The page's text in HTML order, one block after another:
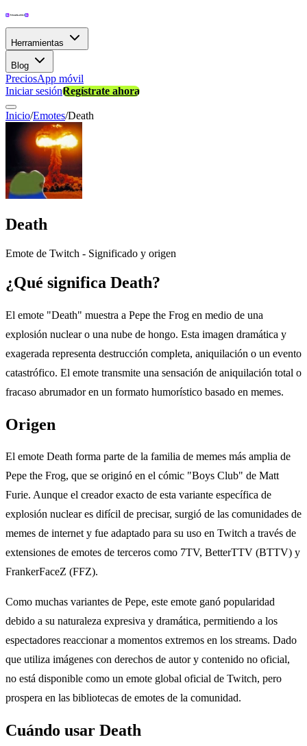
Herramientas
Blog
PreciosApp móvil
Iniciar sesiónRegístrate ahora
Inicio/Emotes/Death
Death
Emote de Twitch - Significado y origen
¿Qué significa Death?
El emote "Death" muestra a Pepe the Frog en medio de una
explosión nuclear o una nube de hongo. Esta imagen dramática y
exagerada representa destrucción completa, aniquilación o un evento
catastrófico. El emote transmite una sensación de aniquilación total o
fracaso abrumador en un formato humorístico basado en memes.
Origen
El emote Death forma parte de la familia de memes más amplia de
Pepe the Frog, que se originó en el cómic "Boys Club" de Matt
Furie. Aunque el creador exacto de esta variante específica de
explosión nuclear es difícil de precisar, surgió de las comunidades de
memes de internet y fue adaptado para su uso en Twitch a través de
extensiones de emotes de terceros como 7TV, BetterTTV (BTTV) y
FrankerFaceZ (FFZ).
Como muchas variantes de Pepe, este emote ganó popularidad
debido a su naturaleza expresiva y dramática, permitiendo a los
espectadores reaccionar a momentos extremos en los streams. Dado
que utiliza imágenes con derechos de autor y contenido no oficial,
no está disponible como un emote global oficial de Twitch, pero
prospera en las bibliotecas de emotes de la comunidad.
Cuándo usar Death